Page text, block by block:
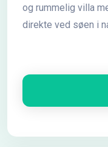
og rummelig villa
direkte ved søen i